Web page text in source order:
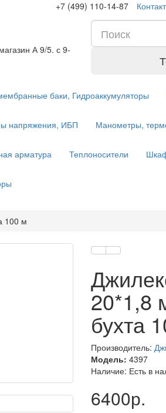
+7 (499) 110-14-87
А 9/5. с 9-
баки, Гидроаккумуляторы
напряжения, ИБП Манометры,
арматура Теплоносители
100 м
20*1,8
бухта
Производитель:
Модель: 4397
Наличие: Есть в
6400р.